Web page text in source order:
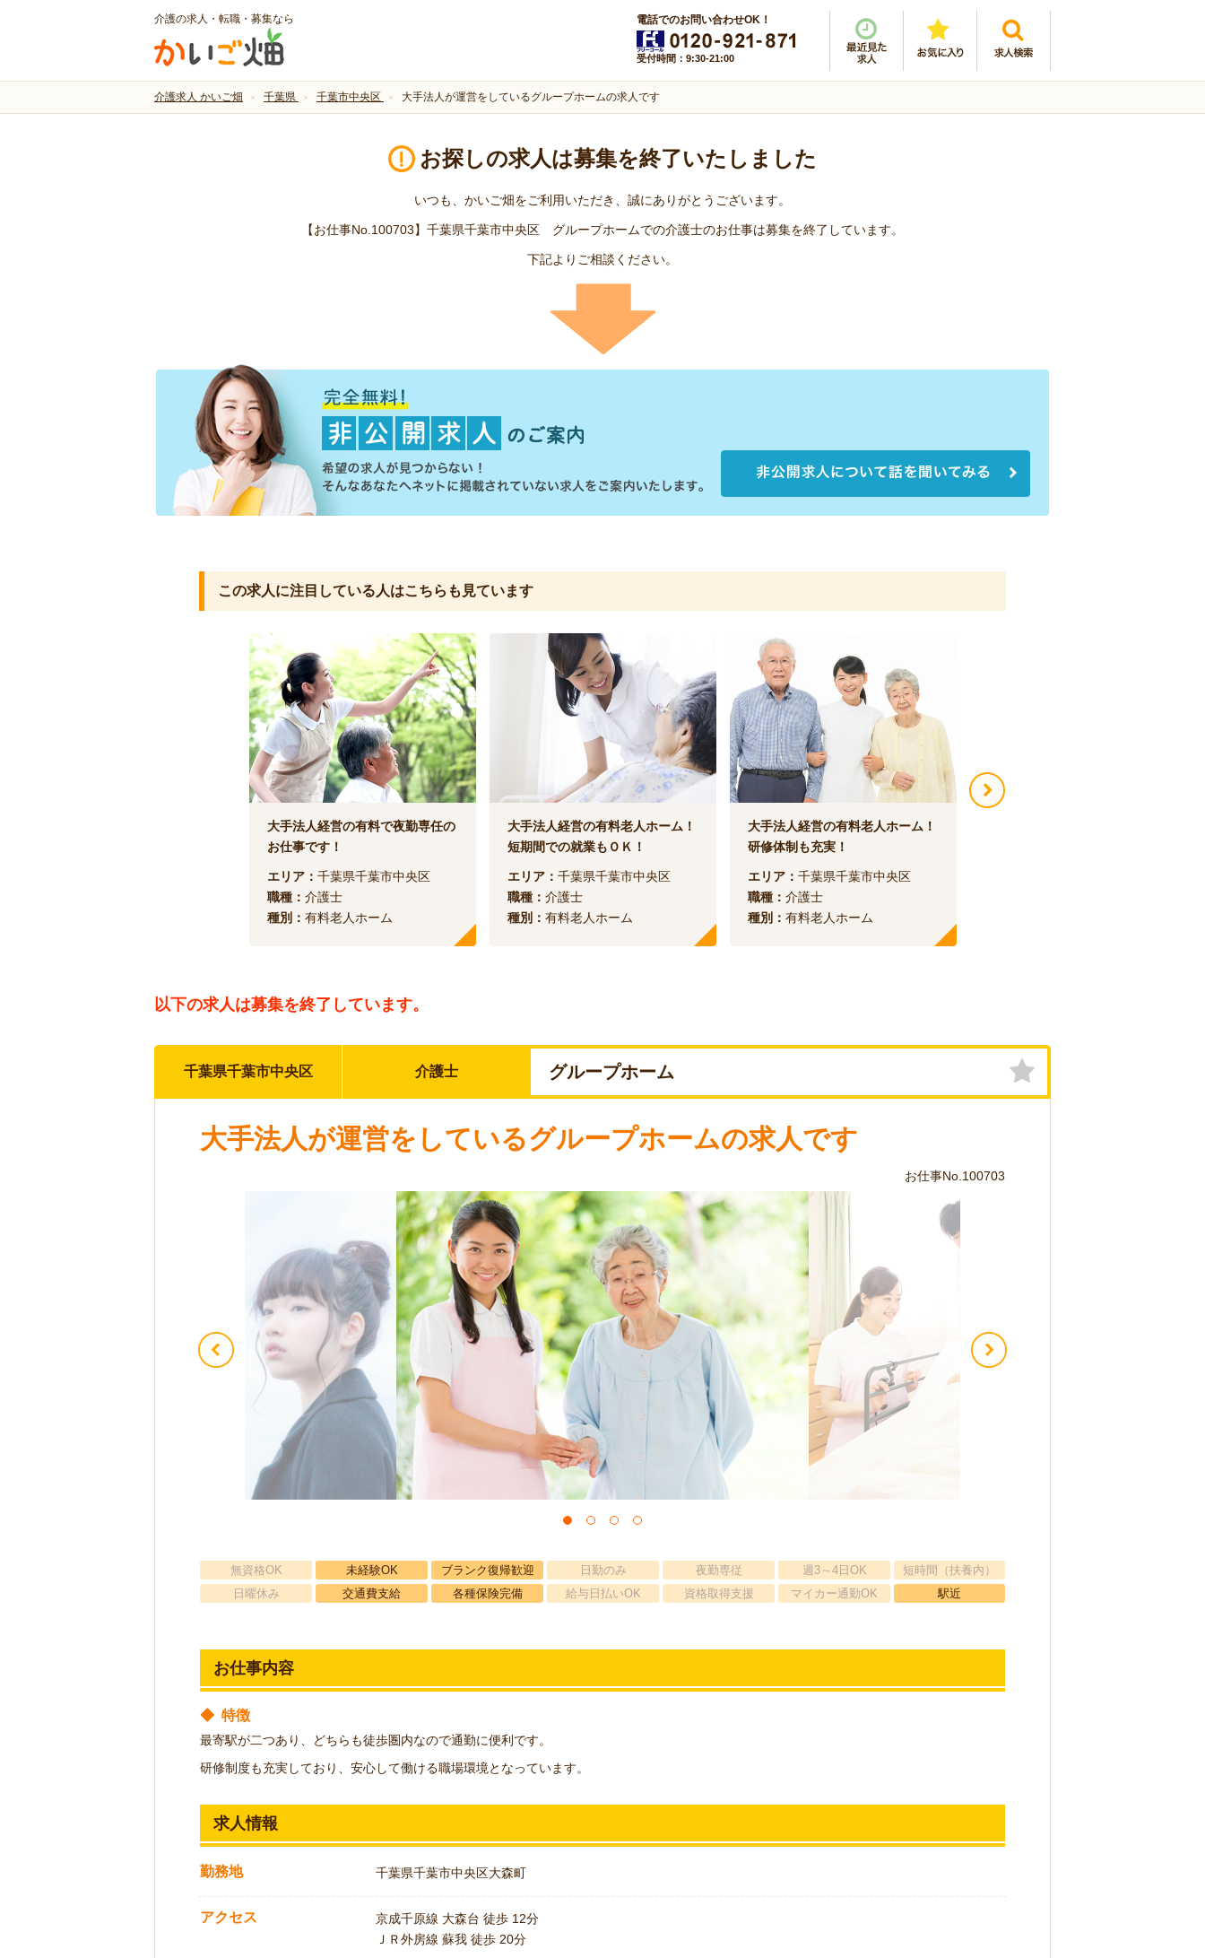
介護の求人・転職・募集なら 電話でのお問い合わせOK！
受付時間：9:30-21:00
介護求人 かいご畑 千葉県 千葉市中央区 大手法人が運営をしているグループホームの求人です
お探しの求人は募集を終了いたしました
いつも、かいご畑をご利用いただき、誠にありがとうございます。
【お仕事No.100703】千葉県千葉市中央区 グループホームでの介護士のお仕事は募集を終了しています。
下記よりご相談ください。
この求人に注目している人はこちらも見ています
大手法人経営の有料で夜勤専任の
お仕事です！
エリア： 千葉県千葉市中央区
職種： 介護士
種別： 有料老人ホーム
大手法人経営の有料老人ホーム！
短期間での就業もＯＫ！
エリア： 千葉県千葉市中央区
職種： 介護士
種別： 有料老人ホーム
大手法人経営の有料老人ホーム！
研修体制も充実！
エリア： 千葉県千葉市中央区
職種： 介護士
種別： 有料老人ホーム
以下の求人は募集を終了しています。
千葉県千葉市中央区 介護士 グループホーム
大手法人が運営をしているグループホームの求人です
お仕事No.100703
無資格OK 未経験OK ブランク復帰歓迎 日勤のみ 夜勤専従 週3～4日OK
短時間（扶養内）
日曜休み
交通費支給 各種保険完備 給与日払いOK 資格取得支援 マイカー通勤OK 駅近
お仕事内容
◆ 特徴
最寄駅が二つあり、どちらも徒歩圏内なので通勤に便利です。
研修制度も充実しており、安心して働ける職場環境となっています。
求人情報
勤務地 千葉県千葉市中央区大森町
アクセス
京成千原線 大森台 徒歩 12分
ＪＲ外房線 蘇我 徒歩 20分